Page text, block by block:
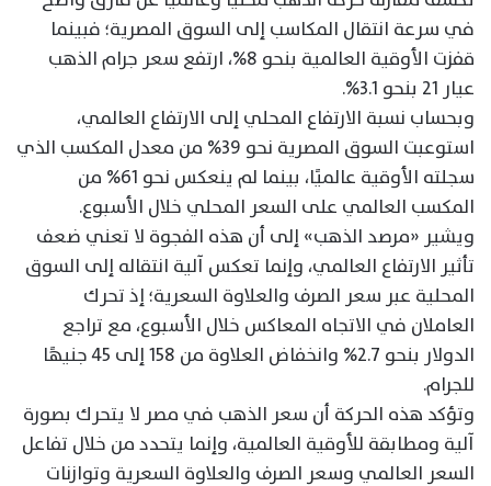
في سرعة انتقال المكاسب إلى السوق المصرية؛ فبينما
قفزت الأوقية العالمية بنحو 8%، ارتفع سعر جرام الذهب
عيار 21 بنحو 3.1%.
وبحساب نسبة الارتفاع المحلي إلى الارتفاع العالمي،
استوعبت السوق المصرية نحو 39% من معدل المكسب الذي
سجلته الأوقية عالميًا، بينما لم ينعكس نحو 61% من
المكسب العالمي على السعر المحلي خلال الأسبوع.
ويشير «مرصد الذهب» إلى أن هذه الفجوة لا تعني ضعف
تأثير الارتفاع العالمي، وإنما تعكس آلية انتقاله إلى السوق
المحلية عبر سعر الصرف والعلاوة السعرية؛ إذ تحرك
العاملان في الاتجاه المعاكس خلال الأسبوع، مع تراجع
الدولار بنحو 2.7% وانخفاض العلاوة من 158 إلى 45 جنيهًا
للجرام.
وتؤكد هذه الحركة أن سعر الذهب في مصر لا يتحرك بصورة
آلية ومطابقة للأوقية العالمية، وإنما يتحدد من خلال تفاعل
السعر العالمي وسعر الصرف والعلاوة السعرية وتوازنات